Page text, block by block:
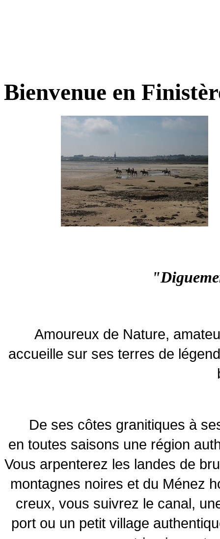
Bienvenue en
Amoureux de Nature,
accueille sur ses terres de
De ses côtes granitiques à
en toutes saisons une région
Vous arpenterez les landes de
montagnes noires et du Ménez
creux, vous suivrez le canal,
port ou un petit village